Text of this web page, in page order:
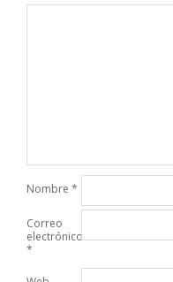
Nombre *
Correo
electrónico
*